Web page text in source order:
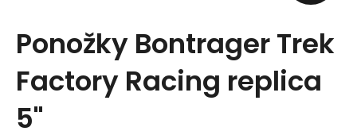
Ponožky Bontrager Trek
Factory Racing replica
5"
e
n
á
j